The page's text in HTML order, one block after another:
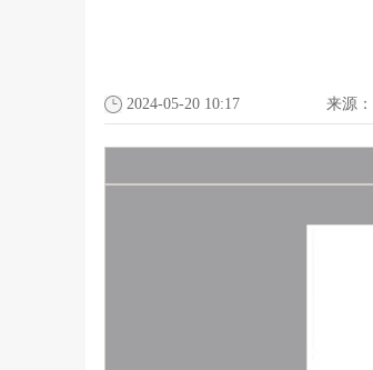
2024-05-20 10:17 来源：